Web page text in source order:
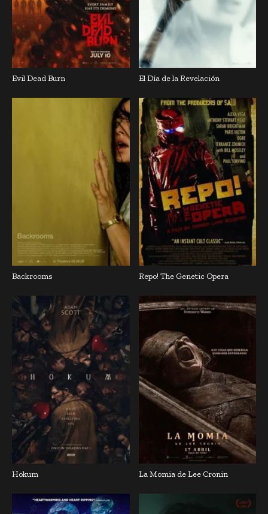
Evil Dead Burn El Día de la Revelación
Backrooms Repo! The Genetic Opera
Hokum La Momia de Lee Cronin